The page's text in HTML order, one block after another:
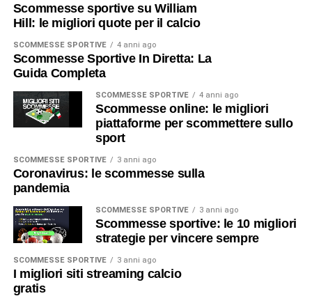
Scommesse sportive su William
Hill: le migliori quote per il calcio
SCOMMESSE SPORTIVE 4 anni ago
Scommesse Sportive In Diretta: La
Guida Completa
SCOMMESSE SPORTIVE 4 anni ago
Scommesse online: le migliori
piattaforme per scommettere sullo
sport
SCOMMESSE SPORTIVE 3 anni ago
Coronavirus: le scommesse sulla
pandemia
SCOMMESSE SPORTIVE 3 anni ago
Scommesse sportive: le 10 migliori
strategie per vincere sempre
SCOMMESSE SPORTIVE 3 anni ago
I migliori siti streaming calcio
gratis